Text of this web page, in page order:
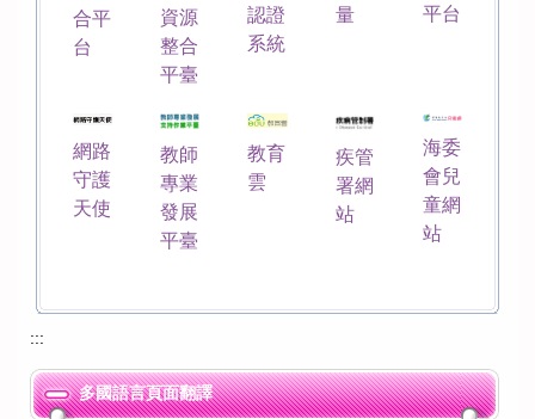
合平
台
資源
整合
平臺
認證
系統
量 平台
網路
守護
天使
教師
專業
發展
平臺
教育
雲
疾管
署網
站
海委
會兒
童網
站
:::
多國語言頁面翻譯